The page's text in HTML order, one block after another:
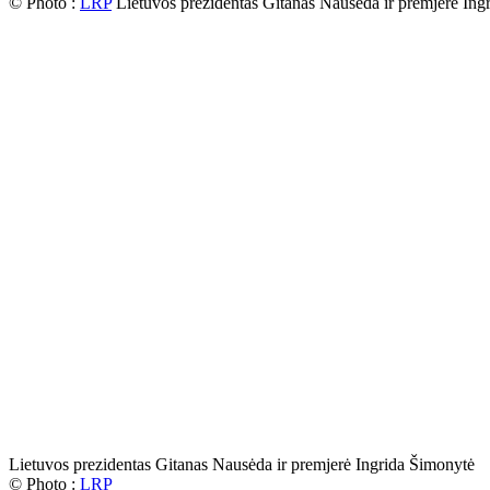
Lietuvos prezidentas Gitanas Nausėda ir premjerė Ingrida Šimonytė
© Photo : LRP